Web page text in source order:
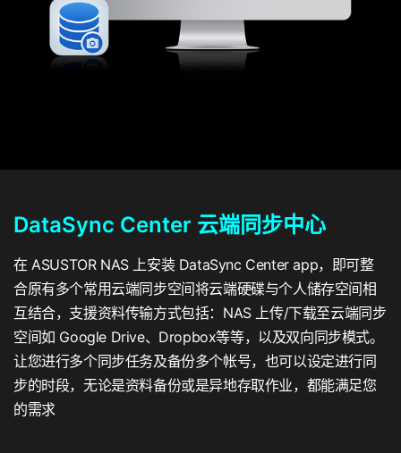
DataSync Center 云端同步中心
在 ASUSTOR NAS 上安装 DataSync Center app，即可整
合原有多个常用云端同步空间将云端硬碟与个人储存空间相
互结合，支援资料传输方式包括：NAS 上传/下载至云端同步
空间如 Google Drive、Dropbox等等，以及双向同步模式。
让您进行多个同步任务及备份多个帐号，也可以设定进行同
步的时段，无论是资料备份或是异地存取作业，都能满足您
的需求